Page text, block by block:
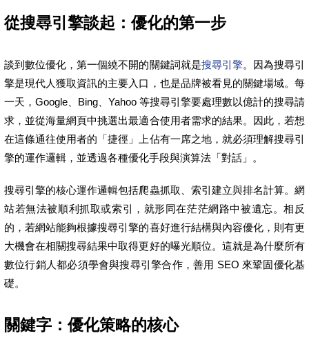
從搜尋引擎談起：優化的第一步
談到數位優化，第一個繞不開的關鍵詞就是搜尋引擎。因為搜尋引
擎是現代人獲取資訊的主要入口，也是品牌被看見的關鍵場域。每
一天，Google、Bing、Yahoo 等搜尋引擎要處理數以億計的搜尋請
求，並從海量網頁中挑選出最適合使用者需求的結果。因此，若想
在這條通往使用者的「捷徑」上佔有一席之地，就必須理解搜尋引
擎的運作邏輯，並透過各種優化手段與演算法「對話」。
搜尋引擎的核心運作邏輯包括爬蟲抓取、索引建立與排名計算。網
站若無法被順利抓取或索引，就形同在茫茫網路中被遺忘。相反
的，若網站能夠根據搜尋引擎的喜好進行結構與內容優化，則有更
大機會在相關搜尋結果中取得更好的曝光順位。這就是為什麼所有
數位行銷人都必須學會與搜尋引擎合作，善用 SEO 來鞏固優化基
礎。
關鍵字：優化策略的核心